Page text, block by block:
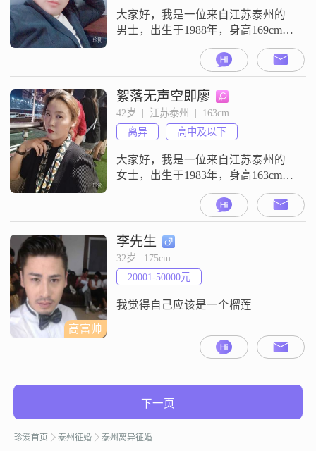
极向上的人，那么请不要犹豫，让
我们一起走进彼此的生活
大家好，我是一位来自江苏泰州的
男士，出生于1988年，身高169cm。
目前我的月收入在8001到12000元之
间，工作稳定，生活还算不错。虽
然我的学历是高中及以下，但我一
直保持着学习的热情，努力提升自
己。我性格幽默风趣，总是能给人
带来欢乐。在生活中，我非常耐心
包容，随和易相处，不喜欢与人计
较。我追求的是稳定安逸的生活，
絮落无声空即廖
42岁  |  江苏泰州  |  163cm
离异
高中及以下
大家好，我是一位来自江苏泰州的
女士，出生于1983年，身高163cm。
我在一家不错的公司工作，月收入
在12001到20000元之间。虽然我的
学历是高中及以下，但我一直保持
着学习的热情，不断提升自己。我
性格独立自信，善解人意，细腻敏
感，善于察觉他人的情绪和需求。
在生活中，我注重细节，追求精致
的生活方式。我喜欢看电影和追剧
高富帅
李先生
32岁 | 175cm
20001-50000元
我觉得自己应该是一个榴莲
下一页
珍爱首页 泰州征婚 泰州离异征婚